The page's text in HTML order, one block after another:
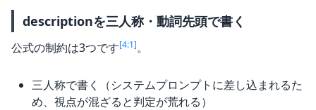
descriptionを三人称・動詞先頭で書く
公式の制約は3つです[4:1]。
三人称で書く（システムプロンプトに差し込まれるた
め、視点が混ざると判定が荒れる）